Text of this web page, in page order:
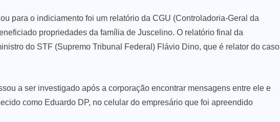
para o indiciamento foi um relatório da CGU (Controladoria-Geral da
propriedades da família de Juscelino. O relatório final da
do STF (Supremo Tribunal Federal) Flávio Dino, que é relator do caso
a ser investigado após a corporação encontrar mensagens entre ele e
como Eduardo DP, no celular do empresário que foi apreendido